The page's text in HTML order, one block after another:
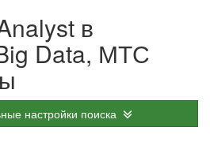
в
Data, МТС
настройки поиска